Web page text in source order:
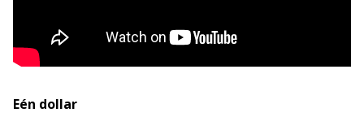
Eén dollar